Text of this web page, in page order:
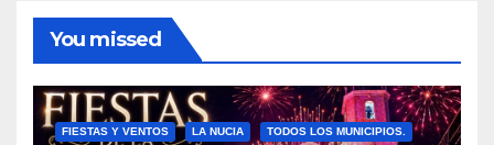
You missed
FIESTAS Y VENTOS LA NUCIA TODOS LOS MUNICIPIOS.